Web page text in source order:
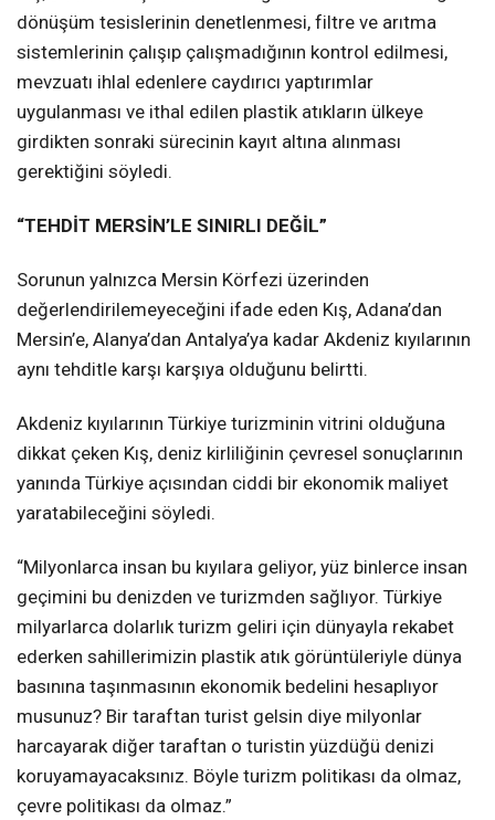
dönüşüm tesislerinin denetlenmesi, filtre ve arıtma
sistemlerinin çalışıp çalışmadığının kontrol edilmesi,
mevzuatı ihlal edenlere caydırıcı yaptırımlar
uygulanması ve ithal edilen plastik atıkların ülkeye
girdikten sonraki sürecinin kayıt altına alınması
gerektiğini söyledi.
“TEHDİT MERSİN’LE SINIRLI DEĞİL”
Sorunun yalnızca Mersin Körfezi üzerinden
değerlendirilemeyeceğini ifade eden Kış, Adana’dan
Mersin’e, Alanya’dan Antalya’ya kadar Akdeniz kıyılarının
aynı tehditle karşı karşıya olduğunu belirtti.
Akdeniz kıyılarının Türkiye turizminin vitrini olduğuna
dikkat çeken Kış, deniz kirliliğinin çevresel sonuçlarının
yanında Türkiye açısından ciddi bir ekonomik maliyet
yaratabileceğini söyledi.
“Milyonlarca insan bu kıyılara geliyor, yüz binlerce insan
geçimini bu denizden ve turizmden sağlıyor. Türkiye
milyarlarca dolarlık turizm geliri için dünyayla rekabet
ederken sahillerimizin plastik atık görüntüleriyle dünya
basınına taşınmasının ekonomik bedelini hesaplıyor
musunuz? Bir taraftan turist gelsin diye milyonlar
harcayarak diğer taraftan o turistin yüzdüğü denizi
koruyamayacaksınız. Böyle turizm politikası da olmaz,
çevre politikası da olmaz.”